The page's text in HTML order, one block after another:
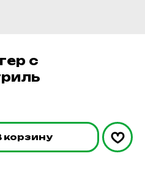
с
корзину